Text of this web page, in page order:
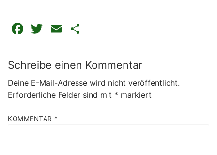
Facebook
Twitter
Email
Schreibe einen Kommentar
Deine E-Mail-Adresse wird nicht veröffentlicht.
Erforderliche Felder sind mit * markiert
KOMMENTAR *